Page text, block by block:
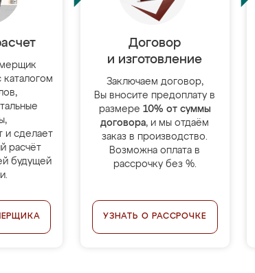
и сделает
расчёт
будущей
Договор
и изготовление
Заключаем договор,
Вы вносите предоплату в
размере 10% от суммы
договора, и мы отдаём
заказ в производство.
Возможна оплата в
рассрочку без %.
УЗНАТЬ О РАССРОЧКЕ